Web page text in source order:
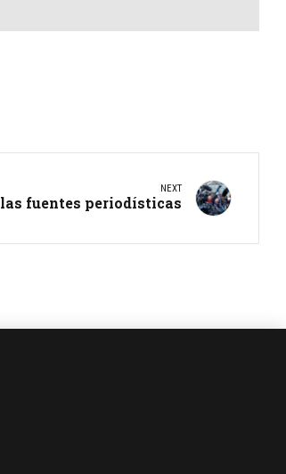
NEXT
fuentes periodísticas